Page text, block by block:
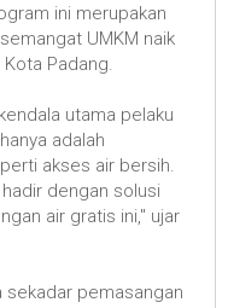
ini merupakan
UMKM naik
Padang.
utama pelaku
adalah
akses air bersih.
dengan solusi
air gratis ini," ujar
sekadar pemasangan